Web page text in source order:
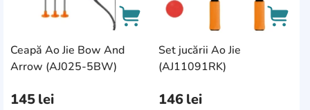
Ceapă Ao Jie Bow And
Arrow (AJ025-5BW)
145lei
AddCardToCart
Set jucării Ao Jie
(AJ11091RK)
146lei